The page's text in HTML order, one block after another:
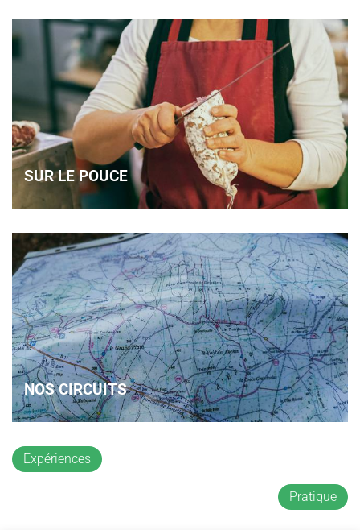
SUR LE POUCE
NOS CIRCUITS
Expériences
Pratique